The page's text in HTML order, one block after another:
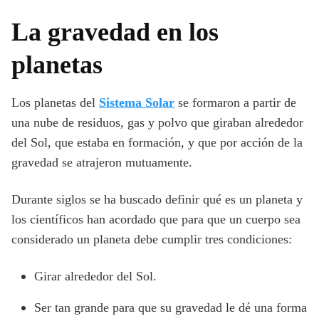
La gravedad en los
planetas
Los planetas del Sistema Solar se formaron a partir de
una nube de residuos, gas y polvo que giraban alrededor
del Sol, que estaba en formación, y que por acción de la
gravedad se atrajeron mutuamente.
Durante siglos se ha buscado definir qué es un planeta y
los científicos han acordado que para que un cuerpo sea
considerado un planeta debe cumplir tres condiciones:
Girar alrededor del Sol.
Ser tan grande para que su gravedad le dé una forma